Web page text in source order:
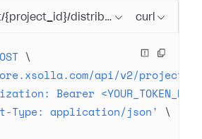
{project_id}/distribution_hub/
curl
\
api/v2/project/
Bearer
Type: application/json'
\